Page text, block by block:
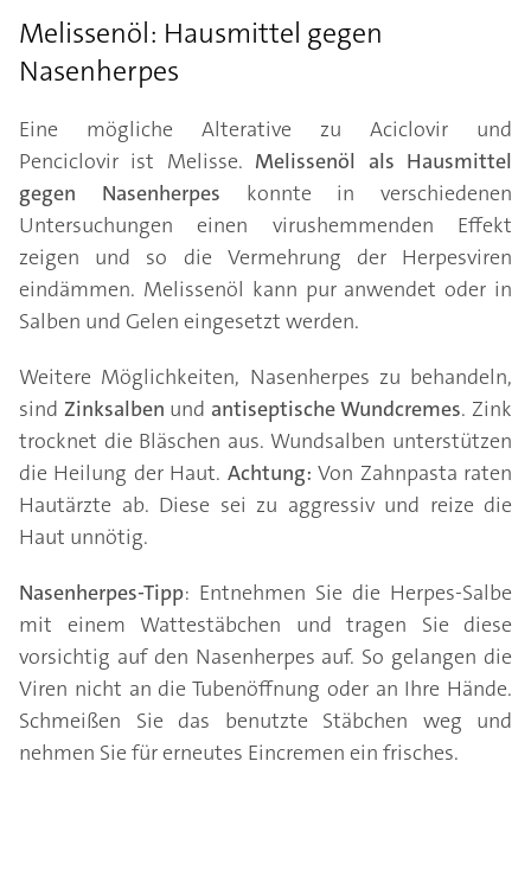
Melissenöl: Hausmittel gegen
Nasenherpes
Eine mögliche Alterative zu Aciclovir und
Penciclovir ist Melisse. Melissenöl als Hausmittel
gegen Nasenherpes konnte in verschiedenen
Untersuchungen einen virushemmenden Effekt
zeigen und so die Vermehrung der Herpesviren
eindämmen. Melissenöl kann pur anwendet oder in
Salben und Gelen eingesetzt werden.
Weitere Möglichkeiten, Nasenherpes zu behandeln,
sind Zinksalben und antiseptische Wundcremes. Zink
trocknet die Bläschen aus. Wundsalben unterstützen
die Heilung der Haut. Achtung: Von Zahnpasta raten
Hautärzte ab. Diese sei zu aggressiv und reize die
Haut unnötig.
Nasenherpes-Tipp: Entnehmen Sie die Herpes-Salbe
mit einem Wattestäbchen und tragen Sie diese
vorsichtig auf den Nasenherpes auf. So gelangen die
Viren nicht an die Tubenöffnung oder an Ihre Hände.
Schmeißen Sie das benutzte Stäbchen weg und
nehmen Sie für erneutes Eincremen ein frisches.